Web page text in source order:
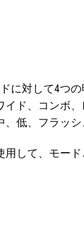
に対して4つの
イド、コンボ、
、低、フラッシ
用して、モー